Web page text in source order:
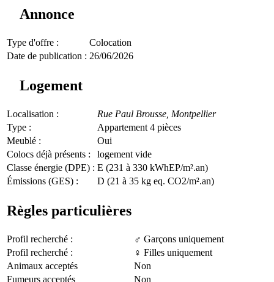
Annonce
Type d'offre :
Colocation
Date de publication : 26/06/2026
Logement
Localisation : Rue Paul Brousse, Montpellier
Type :
Appartement 4 pièces
Meublé :
Oui
Colocs déjà présents :
logement vide
Classe énergie (DPE) : E (231 à 330 kWhEP/m².an)
Émissions (GES) :
D (21 à 35 kg eq. CO2/m².an)
Règles particulières
Profil recherché :
♂️ Garçons uniquement
Profil recherché :
♀️ Filles uniquement
Animaux acceptés
Non
Fumeurs acceptés
Non